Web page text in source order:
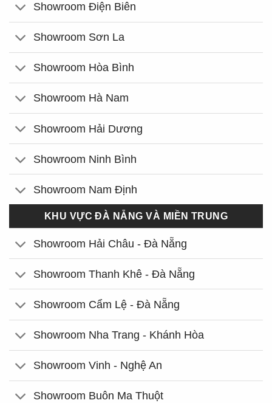
Showroom Điện Biên
Showroom Sơn La
Showroom Hòa Bình
Showroom Hà Nam
Showroom Hải Dương
Showroom Ninh Bình
Showroom Nam Định
KHU VỰC ĐÀ NẴNG VÀ MIỀN TRUNG
Showroom Hải Châu - Đà Nẵng
Showroom Thanh Khê - Đà Nẵng
Showroom Cẩm Lệ - Đà Nẵng
Showroom Nha Trang - Khánh Hòa
Showroom Vinh - Nghệ An
Showroom Buôn Ma Thuột